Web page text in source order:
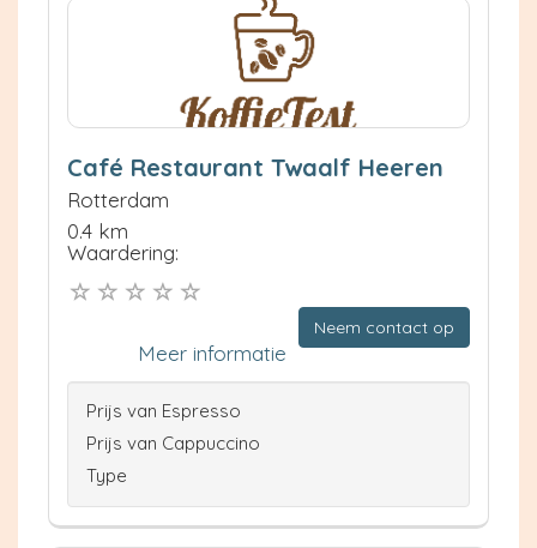
Café Restaurant Twaalf Heeren
Rotterdam
0.4 km
Waardering:
Neem contact op
Meer informatie
Prijs van Espresso
Prijs van Cappuccino
Type